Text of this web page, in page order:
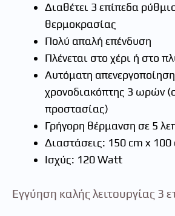
Διαθέτει 3 επίπεδα
θερμοκρασίας
Πολύ απαλή επένδυση
Πλένεται στο χέρι ή στο
Αυτόματη
χρονοδιακόπτης 3 ωρών
προστασίας)
Γρήγορη θέρμανση σε 5
Διαστάσεις: 150 cm x 100
Ισχύς: 120 Watt
Εγγύηση καλής λειτουργίας 3